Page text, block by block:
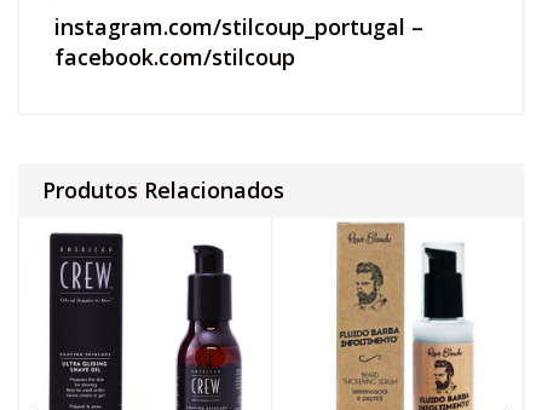
instagram.com/stilcoup_portugal –
facebook.com/stilcoup
Produtos Relacionados